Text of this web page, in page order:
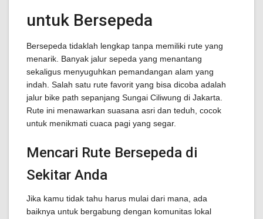
untuk Bersepeda
Bersepeda tidaklah lengkap tanpa memiliki rute yang
menarik. Banyak jalur sepeda yang menantang
sekaligus menyuguhkan pemandangan alam yang
indah. Salah satu rute favorit yang bisa dicoba adalah
jalur bike path sepanjang Sungai Ciliwung di Jakarta.
Rute ini menawarkan suasana asri dan teduh, cocok
untuk menikmati cuaca pagi yang segar.
Mencari Rute Bersepeda di
Sekitar Anda
Jika kamu tidak tahu harus mulai dari mana, ada
baiknya untuk bergabung dengan komunitas lokal